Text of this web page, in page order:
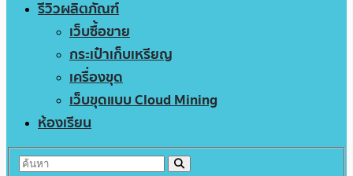
รีวิวผลิตภัณฑ์
เว็บซื้อขาย
กระเป๋าเก็บเหรียญ
เครื่องขุด
เว็บขุดแบบ Cloud Mining
ห้องเรียน